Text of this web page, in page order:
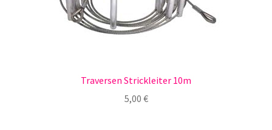
Traversen Strickleiter 10m
5,00 €